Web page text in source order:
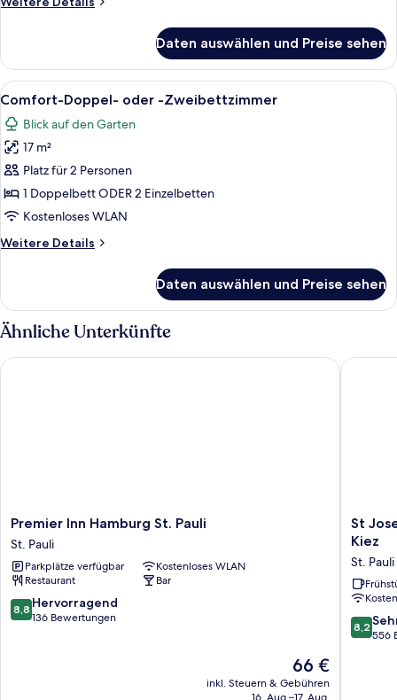
Einzelzimmer
Daten auswählen und Preise sehen
Alle
Fotos
für
Comfort-
Doppel-
oder
-
anzeigen
Ein Hotelzimmer mit zwei Betten,
3
Comfort-Doppel- oder -Zweibettzimmer
Blick auf den Garten
17 m²
Platz für 2 Personen
1 Doppelbett ODER 2 Einzelbetten
Kostenloses WLAN
Weitere Details
Weitere
Doppel-
oder
-
Zweibettzimmer
Daten auswählen und Preise sehen
Ähnliche Unterkünfte
Premier
Inn
Hamburg
St.
Pauli
St.
Pauli
Premier Inn Hamburg St. Pauli
St. Pauli
Parkplätze verfügbar
Kostenloses WLAN
Restaurant
Bar
8.8
von
8,8 Hervorragend
136 Bewertungen
Der
Preis
beträgt
66 €
inkl. Steuern & Gebühren
16. Aug.–17. Aug.
Premier Inn Hamburg St. Pauli
St
Joseph
St
Pauli
Kiez
St
Kiez
St. Pauli
8.2
von
8,2
556
St